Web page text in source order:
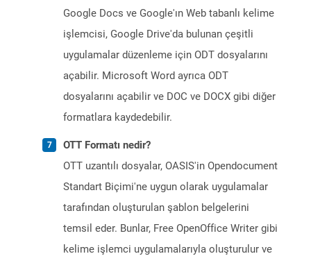
Google Docs ve Google'ın Web tabanlı kelime
işlemcisi, Google Drive'da bulunan çeşitli
uygulamalar düzenleme için ODT dosyalarını
açabilir. Microsoft Word ayrıca ODT
dosyalarını açabilir ve DOC ve DOCX gibi diğer
formatlara kaydedebilir.
OTT Formatı nedir?
OTT uzantılı dosyalar, OASIS'in Opendocument
Standart Biçimi'ne uygun olarak uygulamalar
tarafından oluşturulan şablon belgelerini
temsil eder. Bunlar, Free OpenOffice Writer gibi
kelime işlemci uygulamalarıyla oluşturulur ve